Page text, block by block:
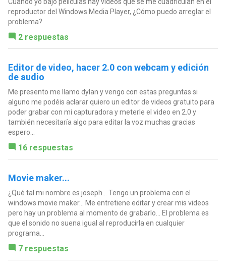
reproductor del Windows Media Player, ¿Cómo puedo arreglar el
problema?
2 respuestas
Editor de video, hacer 2.0 con webcam y edición
de audio
Me presento me llamo dylan y vengo con estas preguntas si
alguno me podéis aclarar quiero un editor de videos gratuito para
poder grabar con mi capturadora y meterle el video en 2.0 y
también necesitaría algo para editar la voz muchas gracias
espero...
16 respuestas
Movie maker...
¿Qué tal mi nombre es joseph... Tengo un problema con el
windows movie maker... Me entretiene editar y crear mis videos
pero hay un problema al momento de grabarlo... El problema es
que el sonido no suena igual al reproducirla en cualquier
programa...
7 respuestas